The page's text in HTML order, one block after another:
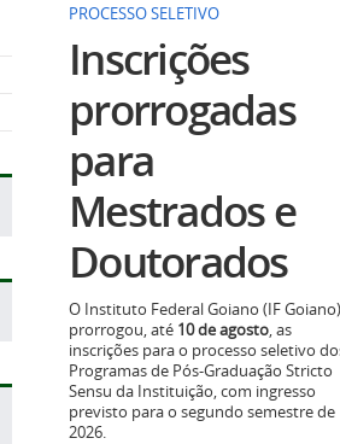
PROCESSO SELETIVO
Inscrições
prorrogadas
para
Mestrados e
Doutorados
O Instituto Federal Goiano (IF Goiano)
prorrogou, até 10 de agosto, as
inscrições para o processo seletivo
Programas de Pós-Graduação Stricto
Sensu da Instituição, com ingresso
previsto para o segundo semestre de
2026.